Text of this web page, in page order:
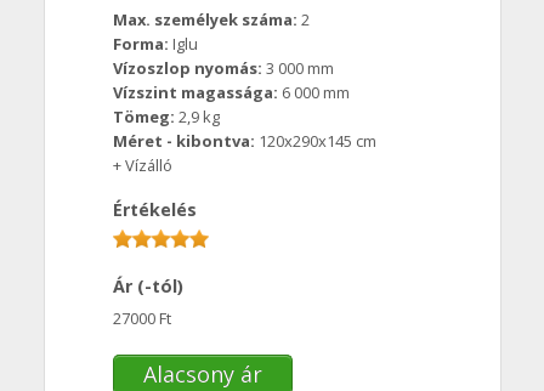
Max. személyek száma: 2
Forma: Iglu
Vízoszlop nyomás: 3 000 mm
Vízszint magassága: 6 000 mm
Tömeg: 2,9 kg
Méret - kibontva: 120x290x145 cm
+ Vízálló
Értékelés
Ár (-tól)
27000 Ft
Alacsony ár